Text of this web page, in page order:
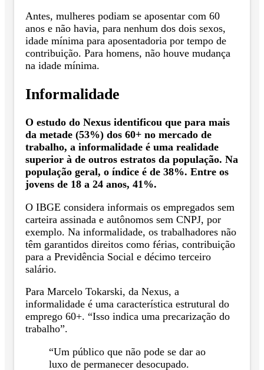
Antes, mulheres podiam se aposentar com 60
anos e não havia, para nenhum dos dois sexos,
idade mínima para aposentadoria por tempo de
contribuição. Para homens, não houve mudança
na idade mínima.
Informalidade
O estudo do Nexus identificou que para mais
da metade (53%) dos 60+ no mercado de
trabalho, a informalidade é uma realidade
superior à de outros estratos da população. Na
população geral, o índice é de 38%. Entre os
jovens de 18 a 24 anos, 41%.
O IBGE considera informais os empregados sem
carteira assinada e autônomos sem CNPJ, por
exemplo. Na informalidade, os trabalhadores não
têm garantidos direitos como férias, contribuição
para a Previdência Social e décimo terceiro
salário.
Para Marcelo Tokarski, da Nexus, a
informalidade é uma característica estrutural do
emprego 60+. “Isso indica uma precarização do
trabalho”.
“Um público que não pode se dar ao
luxo de permanecer desocupado.